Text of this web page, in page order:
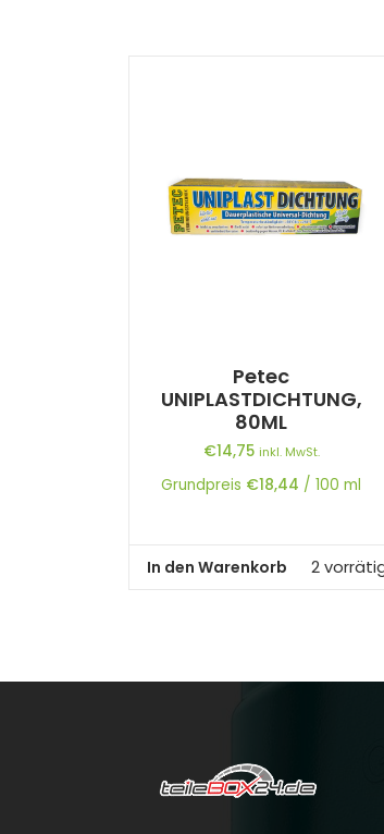
Petec
UNIPLASTDICHTUNG,
80ML
€14,75 inkl. MwSt.
Grundpreis €18,44 /100 ml
In den Warenkorb 2